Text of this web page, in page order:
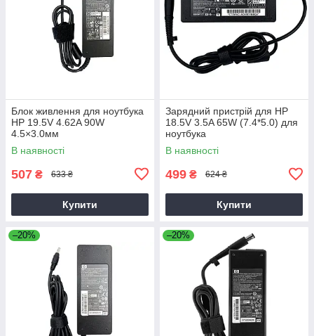
Блок живлення для ноутбука
HP 19.5V 4.62A 90W
4.5×3.0мм
В наявності
507 ₴ 633 ₴
Купити
Зарядний пристрій для HP
18.5V 3.5A 65W (7.4*5.0) для
ноутбука
В наявності
499 ₴ 624 ₴
Купити
–20% –20%